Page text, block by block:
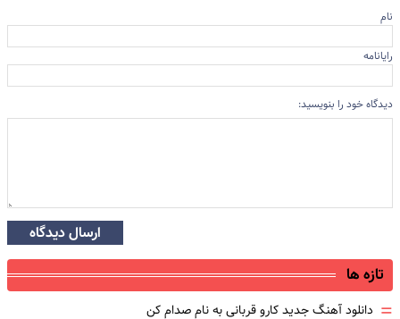
نام
رایانامه
دیدگاه خود را بنویسید:
ارسال دیدگاه
تازه ها
= دانلود آهنگ جدید کارو قربانی به نام صدام کن